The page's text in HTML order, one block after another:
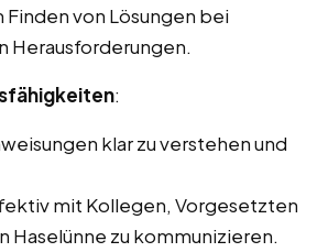
Finden von Lösungen bei
Herausforderungen.
:
klar zu verstehen und
mit Kollegen, Vorgesetzten
Haselünne zu kommunizieren.